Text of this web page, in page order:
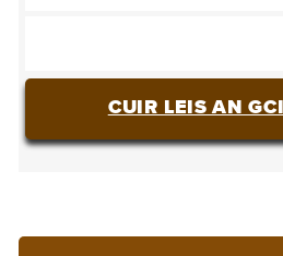
CUIR LEIS AN